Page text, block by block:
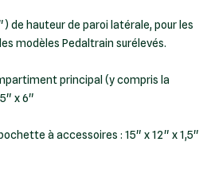
de hauteur de paroi latérale, pour les
modèles Pedaltrain surélevés.
principal (y compris la
x 6"
à accessoires : 15" x 12" x 1,5"